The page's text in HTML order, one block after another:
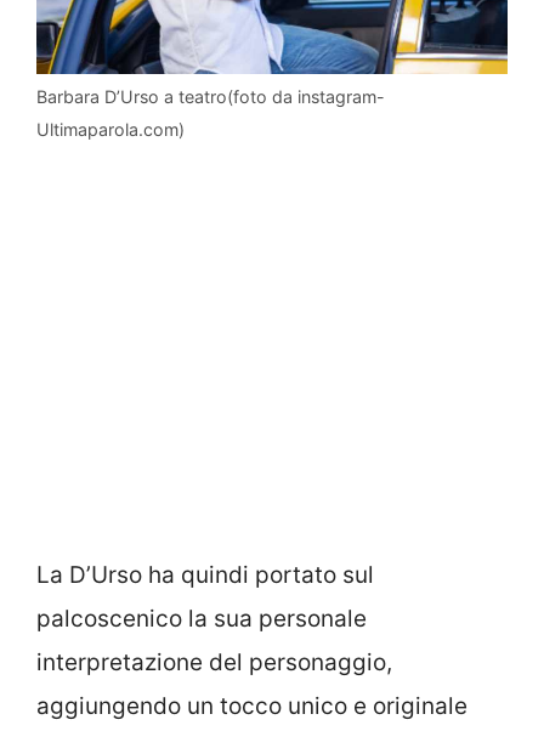
Barbara D’Urso a teatro(foto da instagram-
Ultimaparola.com)
La D’Urso ha quindi portato sul
palcoscenico la sua personale
interpretazione del personaggio,
aggiungendo un tocco unico e originale